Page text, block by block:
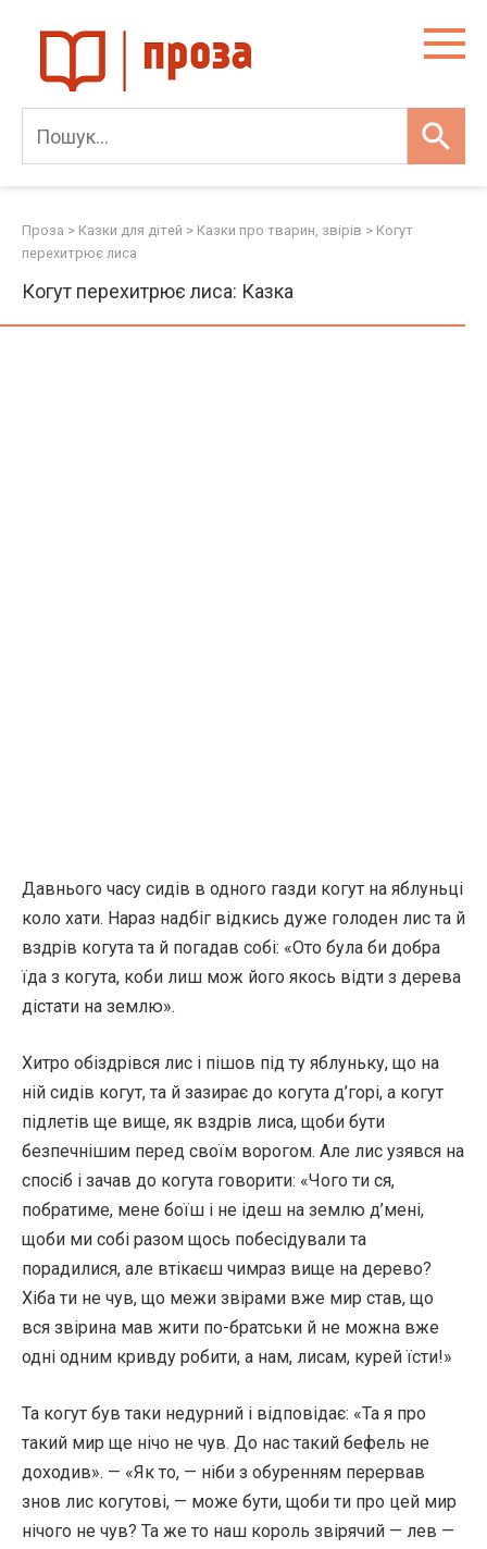
content
Проза > Казки для дітей > Казки про тварин, звірів > Когут
перехитрює лиса
Когут перехитрює лиса: Казка
Давнього часу сидів в одного газди когут на яблуньці
коло хати. Нараз надбіг відкись дуже голоден лис та й
вздрів когута та й погадав собі: «Ото була би добра
їда з когута, коби лиш мож його якось відти з дерева
дістати на землю».
Хитро обіздрівся лис і пішов під ту яблуньку, що на
ній сидів когут, та й зазирає до когута д’горі, а когут
підлетів ще вище, як вздрів лиса, щоби бути
безпечнішим перед своїм ворогом. Але лис узявся на
спосіб і зачав до когута говорити: «Чого ти ся,
побратиме, мене боїш і не ідеш на землю д’мені,
щоби ми собі разом щось побесідували та
порадилися, але втікаєш чимраз вище на дерево?
Хіба ти не чув, що межи звірами вже мир став, що
вся звірина мав жити по-братськи й не можна вже
одні одним кривду робити, а нам, лисам, курей їсти!»
Та когут був таки недурний і відповідає: «Та я про
такий мир ще нічо не чув. До нас такий бефель не
доходив». — «Як то, — ніби з обуренням перервав
знов лис когутові, — може бути, щоби ти про цей мир
нічого не чув? Та же то наш король звірячий — лев —